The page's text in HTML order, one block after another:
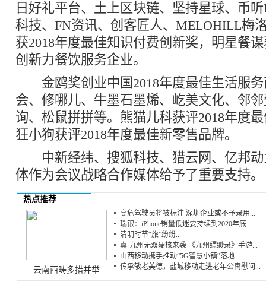
日好礼平台、土上区块链、坚持星球、币
科技、FN资讯、创客匠人、MELOHILL梅
获2018年度最佳知识付费创新奖，明星餐
创新力餐饮服务企业。
金鸥奖创业中国2018年度最佳生活服务
会、修哪儿、牛墨石墨烯、屹美文化、邻
询、松鼠拼拼等。熊猫儿科获评2018年度
狂小狗获评2018年度最佳新零售品牌。
中新经纬、搜狐科技、猎云网、亿邦动
体作为会议战略合作媒体给予了重要支持。
热点推荐
云南西畴多措并举
高危驾驶员将被标注 深圳企业或不予录用...
瑞银：iPhone销量低迷要持续到2020年底...
清明时节“旅”纷纷...
真·九州无双硬核来袭 《九州缥缈录》手游...
山西移动携手推动“5G智慧小镇”落地...
传承敬老美德，盐城移动走进老年公寓慰问...